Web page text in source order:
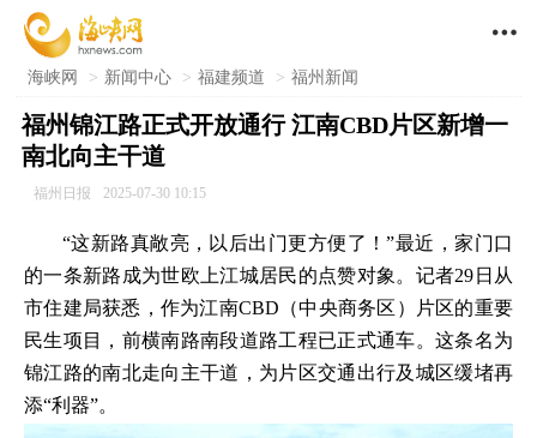

海峡网 > 新闻中心 > 福建频道 > 福州新闻
福州锦江路正式开放通行 江南CBD片区新增一
南北向主干道
福州日报 2025-07-30 10:15
“这新路真敞亮，以后出门更方便了！”最近，家门口
的一条新路成为世欧上江城居民的点赞对象。记者29日从
市住建局获悉，作为江南CBD（中央商务区）片区的重要
民生项目，前横南路南段道路工程已正式通车。这条名为
锦江路的南北走向主干道，为片区交通出行及城区缓堵再
添“利器”。